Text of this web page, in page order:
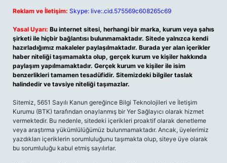
Reklam ve İletişim: Skype: live:.cid.575569c608265c69
Yasal Uyarı: Bu internet sitesi, herhangi bir marka, kurum veya şahıs
şirketi ile hiçbir bağlantısı bulunmamaktadır. Sitede yalnızca kendi
hazırladığımız makaleler paylaşılmaktadır. Burada yer alan içerikler
haber niteliği taşımamakta olup, gerçek kurum ve kişiler hakkında
paylaşım yapılmamaktadır. Gerçek kurum ve kişiler ile isim
benzerlikleri tamamen tesadüfidir. Sitemizdeki bilgiler taslak
halindedir ve tavsiye niteliği taşımazlar.
Sitemiz, 5651 Sayılı Kanun gereğince Bilgi Teknolojileri ve İletişim
Kurumu (BTK) tarafından onaylanmış bir Yer Sağlayıcı olarak hizmet
vermektedir. Bu nedenle, sitedeki içerikleri proaktif olarak denetleme
veya araştırma yükümlülüğümüz bulunmamaktadır. Ancak, üyelerimiz
yazdıkları içeriklerin sorumluluğunu taşımakta olup, siteye üye olarak
bu sorumluluğu kabul etmiş sayılırlar.